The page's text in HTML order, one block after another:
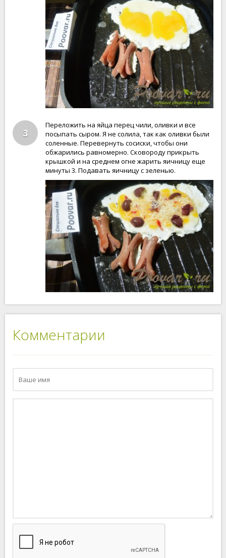
3
Переложить на яйца перец чили, оливки и все
посыпать сыром. Я не солила, так как оливки были
соленные. Перевернуть сосиски, чтобы они
обжарились равномерно. Сковороду прикрыть
крышкой и на среднем огне жарить яичницу еще
минуты 3. Подавать яичницу с зеленью.
Комментарии